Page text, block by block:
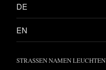
DE
EN
STRASSEN NAMEN LEUCHTEN